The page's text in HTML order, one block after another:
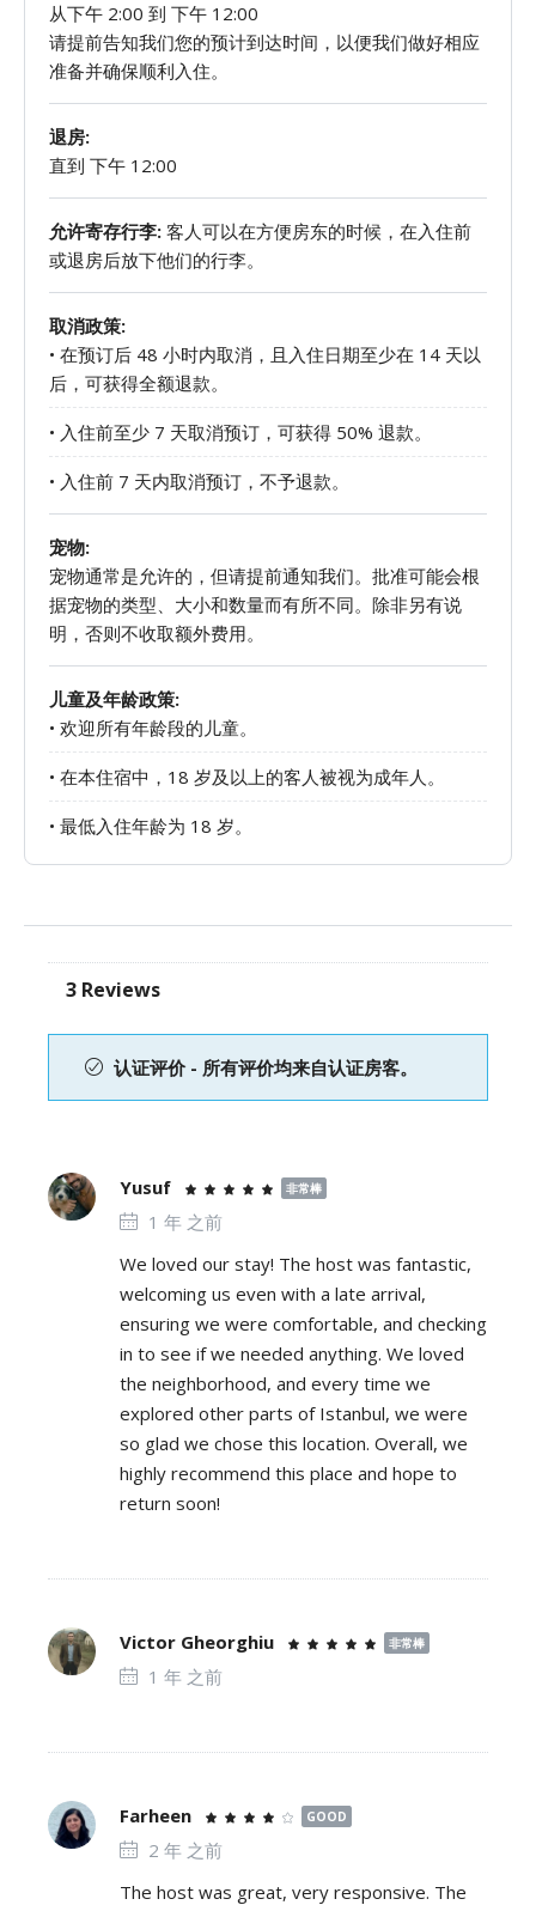
从下午 2:00 到 下午 12:00
请提前告知我们您的预计到达时间，以便我们做好相应
准备并确保顺利入住。
退房:
直到 下午 12:00
允许寄存行李: 客人可以在方便房东的时候，在入住前
或退房后放下他们的行李。
取消政策:
• 在预订后 48 小时内取消，且入住日期至少在 14 天以
后，可获得全额退款。
• 入住前至少 7 天取消预订，可获得 50% 退款。
• 入住前 7 天内取消预订，不予退款。
宠物:
宠物通常是允许的，但请提前通知我们。批准可能会根
据宠物的类型、大小和数量而有所不同。除非另有说
明，否则不收取额外费用。
儿童及年龄政策:
• 欢迎所有年龄段的儿童。
• 在本住宿中，18 岁及以上的客人被视为成年人。
• 最低入住年龄为 18 岁。
3 Reviews
认证评价 - 所有评价均来自认证房客。
Yusuf 非常棒
1 年 之前
We loved our stay! The host was fantastic,
welcoming us even with a late arrival,
ensuring we were comfortable, and checking
in to see if we needed anything. We loved
the neighborhood, and every time we
explored other parts of Istanbul, we were
so glad we chose this location. Overall, we
highly recommend this place and hope to
return soon!
Victor Gheorghiu 非常棒
1 年 之前
Farheen GOOD
2 年 之前
The host was great, very responsive. The